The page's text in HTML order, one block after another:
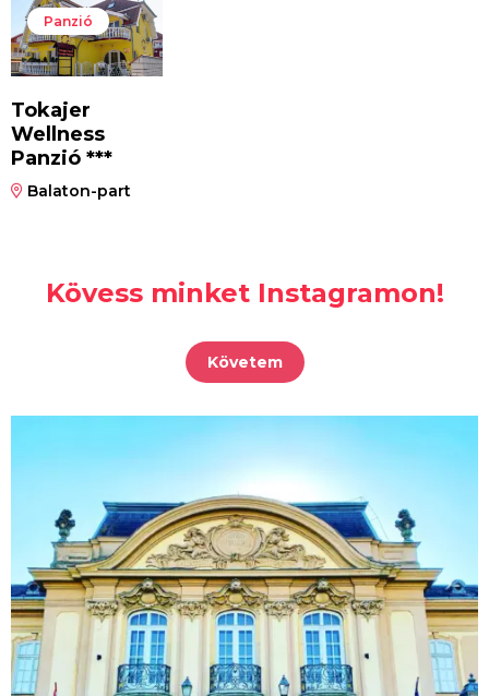
Panzió
Tokajer
Wellness
Panzió ***
Balaton-part
Kövess minket Instagramon!
Követem